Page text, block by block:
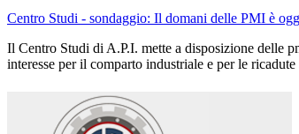
Centro Studi - sondaggio: Il domani delle PMI è
Il Centro Studi di A.P.I. mette a disposizione delle
interesse per il comparto industriale e per le